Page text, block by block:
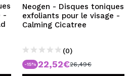
-
Neogen - Disques toniques
exfoliants pour le visage -
Calming Cicatree
(0)
-15% 22,52€26,49€